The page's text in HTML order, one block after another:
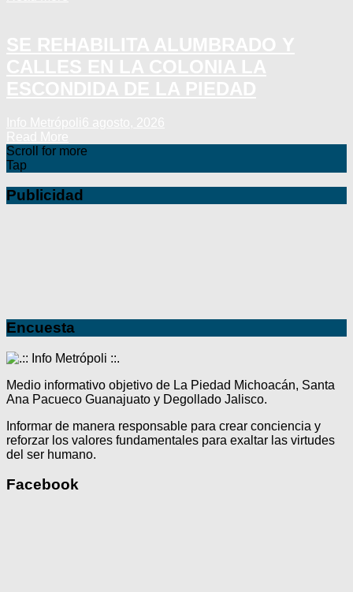
Scroll for more
Tap
Publicidad
Encuesta
Medio informativo objetivo de La Piedad Michoacán, Santa
Ana Pacueco Guanajuato y Degollado Jalisco.
Informar de manera responsable para crear conciencia y
reforzar los valores fundamentales para exaltar las virtudes
del ser humano.
Facebook